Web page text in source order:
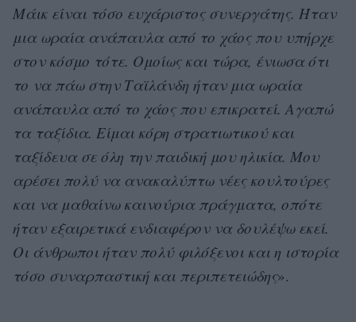
Μάικ είναι τόσο ευχάριστος συνεργάτης. Ήταν
μια ωραία ανάπαυλα από το χάος που υπήρχε
στον κόσμο τότε. Ομοίως και τώρα, ένιωσα ότι
το να πάω στην Ταϊλάνδη ήταν μια ωραία
ανάπαυλα από το χάος που επικρατεί. Αγαπώ
τα ταξίδια. Είμαι κόρη στρατιωτικού και
ταξίδευα σε όλη την παιδική μου ηλικία. Μου
αρέσει πολύ να ανακαλύπτω νέες κουλτούρες
και να μαθαίνω καινούρια πράγματα, οπότε
ήταν εξαιρετικά ενδιαφέρον να δουλέψω εκεί.
Οι άνθρωποι ήταν πολύ φιλόξενοι και η ιστορία
τόσο συναρπαστική και περιπετειώδης».